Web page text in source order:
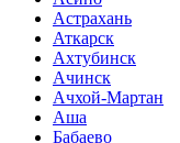
Астрахань
Аткарск
Ахтубинск
Ачинск
Ачхой-Мартан
Аша
Бабаево